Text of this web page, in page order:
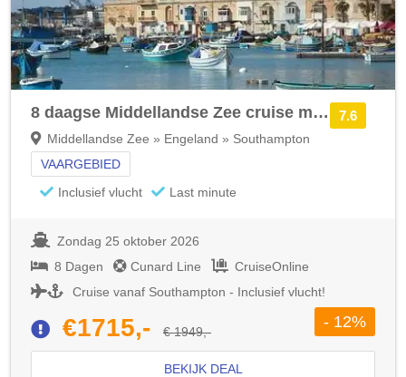
7.6
8 daagse Middellandse Zee cruise met de Queen Anne
Middellandse Zee » Engeland » Southampton
VAARGEBIED
Inclusief vlucht
Last minute
Zondag 25 oktober 2026
8 Dagen
Cunard Line
CruiseOnline
Cruise vanaf Southampton - Inclusief vlucht!
€1715,- € 1949,-
- 12%
BEKIJK DEAL